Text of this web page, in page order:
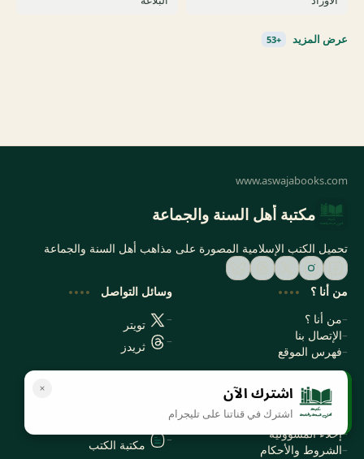
اشترك الآن
اشترك في قناتنا على تليجرام
مكتبة أهل السنة والجماعة
تحميل الكتب الإسلامية المصورة على مذاهب أهل السنة والجماعة
من أنا ؟
من أنا ؟
الإتصال بنا
فهرس الموقع
وسائل التواصل
تويتر
ثريدز
سياسة الخصوصية
سياسة الخصوصية
إخلاء المسؤولية
الشروط والأحكام
مكتبة الكتب